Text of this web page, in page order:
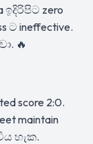
ඉදිරිපිට zero
ට ineffective.
🔥
score 2:0.
maintain
හැක.